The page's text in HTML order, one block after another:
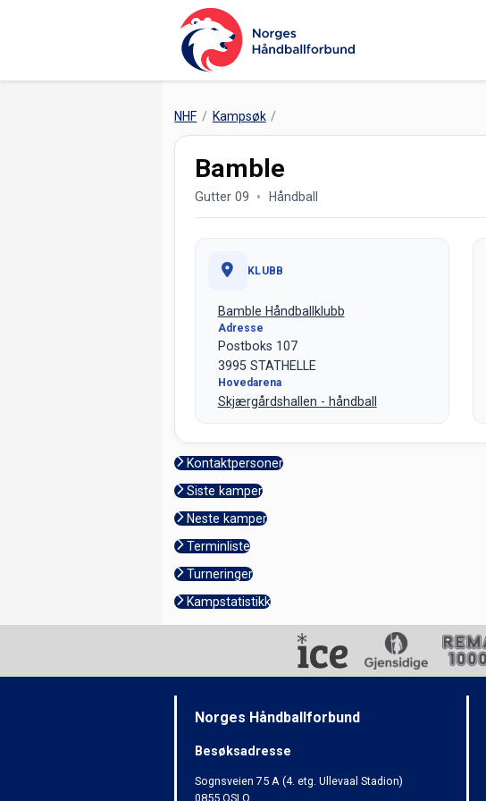
NHF Kampsøk
Bamble
Gutter 09 Håndball
KLUBB
Bamble Håndballklubb
Adresse
Postboks 107
3995 STATHELLE
Hovedarena
Skjærgårdshallen - håndball
Kontaktpersoner
Siste kamper
Neste kamper
Terminliste
Turneringer
Kampstatistikk
Norges Håndballforbund
Besøksadresse
Sognsveien 75 A (4. etg. Ullevaal Stadion)
0855 OSLO